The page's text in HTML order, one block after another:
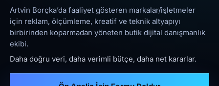
Artvin Borçka’da faaliyet gösteren markalar/işletmeler
için reklam, ölçümleme, kreatif ve teknik altyapıyı
birbirinden koparmadan yöneten butik dijital danışmanlık
ekibi.
Daha doğru veri, daha verimli bütçe, daha net kararlar.